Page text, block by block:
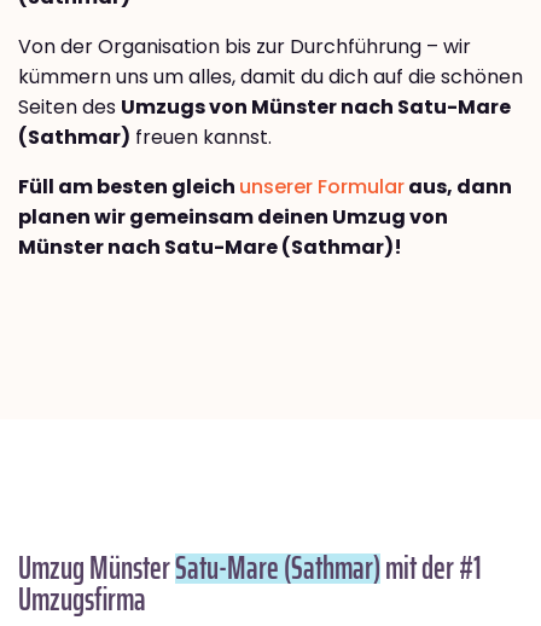
Von der Organisation bis zur Durchführung – wir
kümmern uns um alles, damit du dich auf die schönen
Seiten des Umzugs von Münster nach Satu-Mare
(Sathmar) freuen kannst.
Füll am besten gleich unserer Formularaus, dann
planen wir gemeinsam deinen Umzug von
Münster nach Satu-Mare (Sathmar)!
Umzug MünsterSatu-Mare (Sathmar)mit der #1
Umzugsfirma